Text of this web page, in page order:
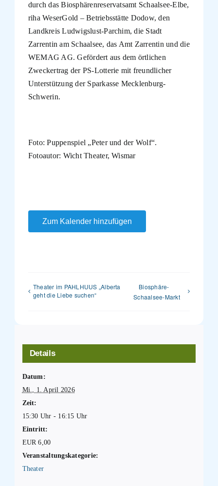
durch das Biosphärenreservatsamt Schaalsee-Elbe,
riha WeserGold – Betriebsstätte Dodow, den
Landkreis Ludwigslust-Parchim, die Stadt
Zarrentin am Schaalsee, das Amt Zarrentin und die
WEMAG AG. Gefördert aus dem örtlichen
Zweckertrag der PS-Lotterie mit freundlicher
Unterstützung der Sparkasse Mecklenburg-
Schwerin.
Foto: Puppenspiel „Peter und der Wolf“.
Fotoautor: Wicht Theater, Wismar
Zum Kalender hinzufügen
Theater im PAHLHUUS „Alberta
geht die Liebe suchen“
Biosphäre-
Schaalsee-Markt
Details
Datum:
Mi., 1. April 2026
Zeit:
15:30 Uhr - 16:15 Uhr
Eintritt:
EUR 6,00
Veranstaltungskategorie:
Theater